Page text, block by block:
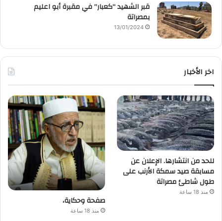
قبر الشهيد “كعبار” في مقبرة أبو اعليم
بمصراتة
13/01/2024
اخر الأخبار
للحد من انتشارها. الإعلان عن
مسابقة صيد سمكة الأرنب على
طول شاطئ مصراتة
منذ 18 ساعة
صفحة وحكاية،
منذ 18 ساعة